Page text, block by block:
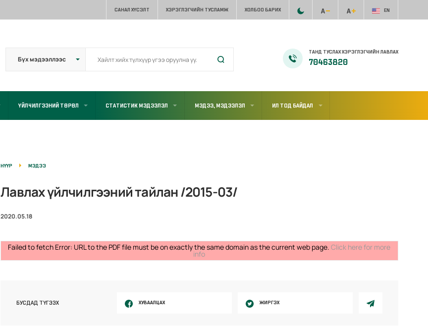
САНАЛ ХҮСЭЛТ ХЭРЭГЛЭГЧИЙН ТУСЛАМЖ ХОЛБОО БАРИХ EN
ТАНД ТУСЛАХ ХЭРЭГЛЭГЧИЙН ЛАВЛАХ
70463820
ҮЙЛЧИЛГЭЭНИЙ ТӨРӨЛ СТАТИСТИК МЭДЭЭЛЭЛ МЭДЭЭ, МЭДЭЭЛЭЛ ИЛ ТОД БАЙДАЛ
НҮҮР МЭДЭЭ
Лавлах үйлчилгээний тайлан /2015-03/
2020.05.18
Failed to fetch Error: URL to the PDF file must be on exactly the same domain as the current web page.Click here for more
info
БУСДАД ТҮГЭЭХ ХУВААЛЦАХ ЖИРГЭХ